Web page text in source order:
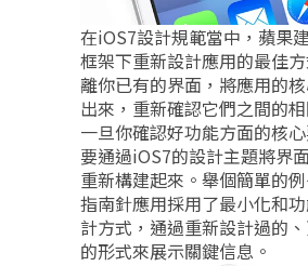
在iOS7設計規範當中，蘋果
框架下重新設計應用的最佳
離你已有的界面，將應用的
出來，重新確認它們之間的相
一旦你確認好功能方面的核
要通過iOS7的設計主題將界
重新構建起來。舉個簡單的
指南針應用採用了最小化和
計方式，通過重新設計過的
的形式來展示關鍵信息。